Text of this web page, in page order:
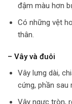
đậm màu hơn
Có những vệt
thân.
– Vây và đuôi
Vây lưng dài,
cứng, phần sau
Vây ngực tròn,